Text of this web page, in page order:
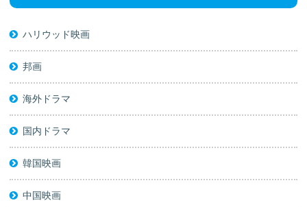
ハリウッド映画
邦画
海外ドラマ
国内ドラマ
韓国映画
中国映画